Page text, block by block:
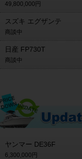
49,800,000円
スズキ エグザンテ
商談中
日産 FP730T
商談中
ヤンマー DE36F
6,300,000円